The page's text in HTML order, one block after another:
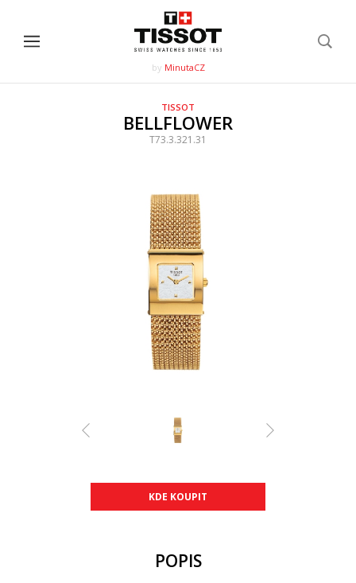
by MinutaCZ
TISSOT
BELLFLOWER
T73.3.321.31
KDE KOUPIT
POPIS